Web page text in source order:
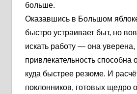
больше.
Оказавшись в Большом
быстро устраивает быт, но
искать работу — она уверена,
привлекательность способна
куда быстрее резюме. И
поклонников, готовых щедро